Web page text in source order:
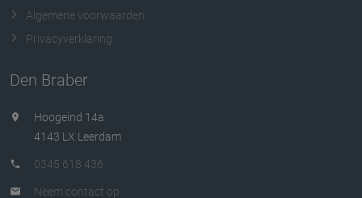
Algemene voorwaarden
Privacyverklaring
Den Braber
Hoogeind 14a
4143 LX Leerdam
0345 618 436
Neem contact op